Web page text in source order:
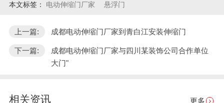
本文标签： 电动伸缩门厂家 悬浮门
上一篇: 成都电动伸缩门厂家到青白江安装伸缩门
下一篇:
成都电动伸缩门厂家与四川某装饰公司合作单位
大门"
相关资讯 更多